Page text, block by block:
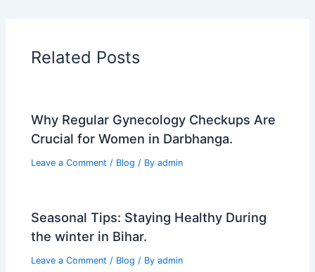
o
o
o
n
Related Posts
Why Regular Gynecology Checkups Are
Crucial for Women in Darbhanga.
Leave a Comment / Blog / Byadmin
Seasonal Tips: Staying Healthy During
the winter in Bihar.
Leave a Comment / Blog / Byadmin